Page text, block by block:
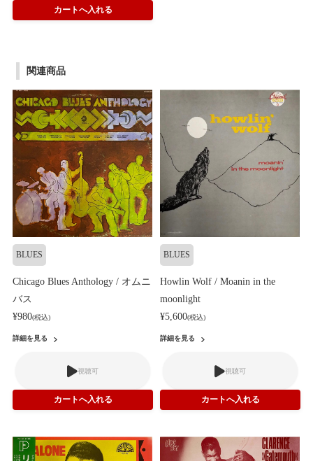
関連商品
BLUES
Chicago Blues Anthology / オムニ
バス
¥980(税込)
詳細を見る
視聴可
BLUES
Howlin Wolf / Moanin in the
moonlight
¥5,600(税込)
詳細を見る
視聴可